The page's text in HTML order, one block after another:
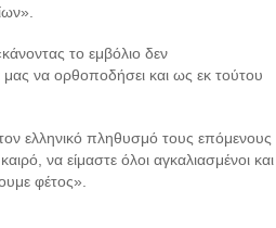
το εμβόλιο δεν
να ορθοποδήσει και ως εκ τούτου
ελληνικό πληθυσμό τους επόμενους
να είμαστε όλοι αγκαλιασμένοι και
φέτος».